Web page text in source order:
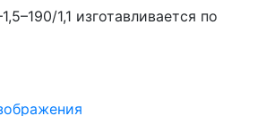
1,1 изготавливается по